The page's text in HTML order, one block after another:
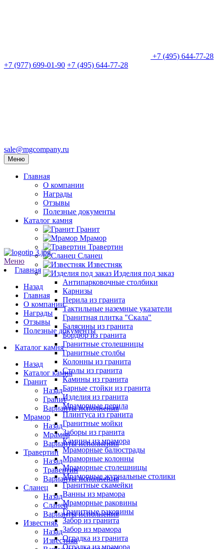
+7 (495) 644-77-28
+7 (977) 699-01-90 +7 (495) 644-77-28
sale@mgcompany.ru
Меню
Главная
О компании
Награды
Отзывы
Полезные документы
Каталог камня
Гранит
Мрамор
Травертин
Сланец
Известняк
Изделия под заказ
Антипарковочные столбики
Карнизы
Перила из гранита
Тактильные наземные указатели
Гранитная плитка "Скала"
Балясины из гранита
Бордюр из гранита
Гранитные столешницы
Гранитные столбы
Колонны из гранита
Столы из гранита
Камины из гранита
Барные стойки из гранита
Изделия из гранита
Мраморные перила
Плинтуса из гранита
Гранитные мойки
Заборы из гранита
Камины из мрамора
Мраморные балюстрады
Мраморные колонны
Мраморные столешницы
Мраморные журнальные столики
Гранитные скамейки
Ванны из мрамора
Мраморные раковины
Гранитные раковины
Забор из гранита
Забор из мрамора
Оградка из гранита
Оградка из мрамора
Меню
Главная
Назад
Главная
О компании
Награды
Отзывы
Полезные документы
Каталог камня
Назад
Каталог камня
Гранит
Назад
Гранит
Варианты исполнения
Мрамор
Назад
Мрамор
Варианты исполнения
Травертин
Назад
Травертин
Варианты исполнения
Сланец
Назад
Сланец
Варианты исполнения
Известняк
Назад
Известняк